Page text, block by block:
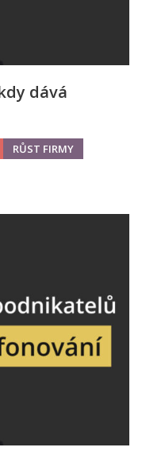
dává
RŮST FIRMY